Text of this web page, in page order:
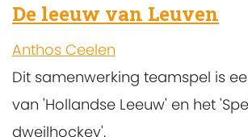
De leeuw van Leuven
Anthos Ceelen
Dit samenwerking teamspel is
van 'Hollandse Leeuw' en het
dweilhockey'.